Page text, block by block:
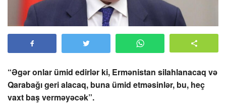
“Əgər onlar ümid edirlər ki, Ermənistan silahlanacaq və
Qarabağı geri alacaq, buna ümid etməsinlər, bu, heç
vaxt baş verməyəcək”.